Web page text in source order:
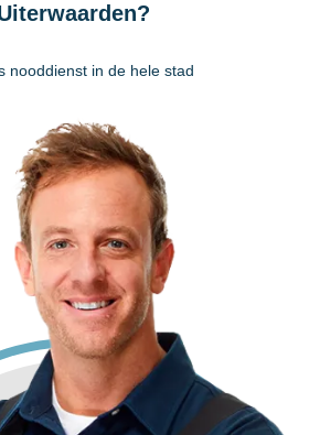
nooddienst in de hele stad